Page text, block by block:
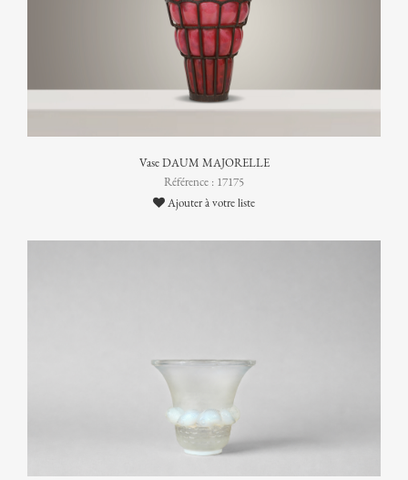
Vase DAUM MAJORELLE
Référence : 17175
Ajouter à votre liste